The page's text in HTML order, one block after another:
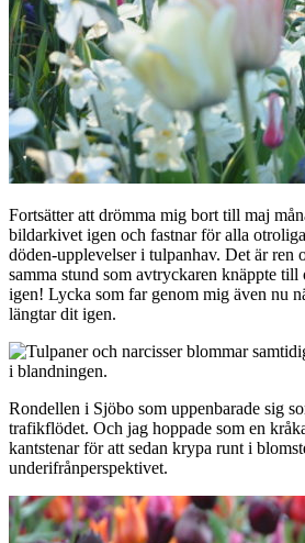
Fortsätter att drömma mig bort till maj
bildarkivet igen och fastnar för alla
döden-upplevelser i tulpanhav. Det är ren
samma stund som avtryckaren knäppte till
igen! Lycka som far genom mig även nu
längtar dit igen.
Rondellen i Sjöbo som uppenbarade sig
trafikflödet. Och jag hoppade som en
kantstenar för att sedan krypa runt i
underifrånperspektivet.